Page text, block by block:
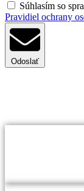
Súhlasím so
Pravidiel ochrany
Odoslať